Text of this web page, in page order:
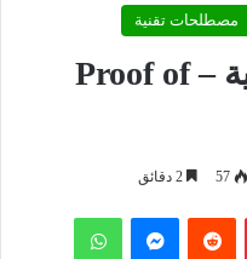
مصطلحات تقنية
إثبات الحصة / الملكية – Proof of
57
بينتيريست ماسنجر واتساب